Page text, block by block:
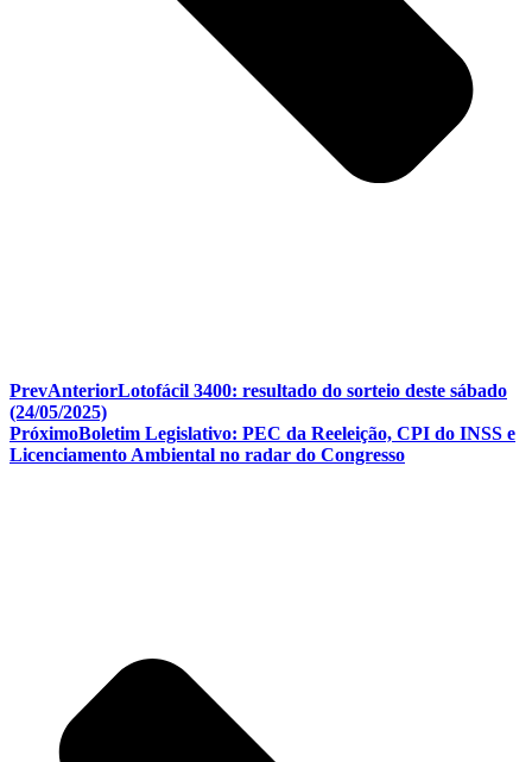
PrevAnteriorLotofácil 3400: resultado do sorteio deste sábado
(24/05/2025)
PróximoBoletim Legislativo: PEC da Reeleição, CPI do INSS e
Licenciamento Ambiental no radar do Congresso